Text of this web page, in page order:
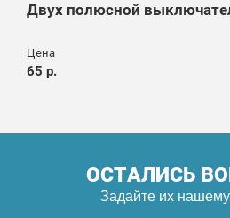
Двух полюсной
Цена
65 р.
ОСТАЛИСЬ
Задайте их